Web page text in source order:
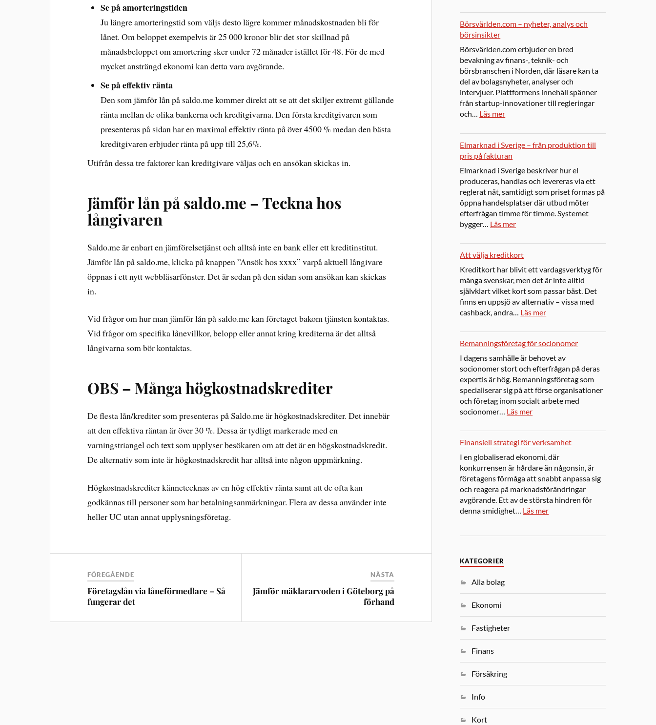
Se på amorteringstiden
Ju längre amorteringstid som väljs desto lägre kommer månadskostnaden bli för
lånet. Om beloppet exempelvis är 25 000 kronor blir det stor skillnad på
månadsbeloppet om amortering sker under 72 månader istället för 48. För de med
mycket ansträngd ekonomi kan detta vara avgörande.
Se på effektiv ränta
Den som jämför lån på saldo.me kommer direkt att se att det skiljer extremt gällande
ränta mellan de olika bankerna och kreditgivarna. Den första kreditgivaren som
presenteras på sidan har en maximal effektiv ränta på över 4500 % medan den bästa
kreditgivaren erbjuder ränta på upp till 25,6%.
Utifrån dessa tre faktorer kan kreditgivare väljas och en ansökan skickas in.
Jämför lån på saldo.me – Teckna hos
långivaren
Saldo.me är enbart en jämförelsetjänst och alltså inte en bank eller ett kreditinstitut.
Jämför lån på saldo.me, klicka på knappen ”Ansök hos xxxx” varpå aktuell långivare
öppnas i ett nytt webbläsarfönster. Det är sedan på den sidan som ansökan kan skickas
in.
Vid frågor om hur man jämför lån på saldo.me kan företaget bakom tjänsten kontaktas.
Vid frågor om specifika lånevillkor, belopp eller annat kring krediterna är det alltså
långivarna som bör kontaktas.
OBS – Många högkostnadskrediter
De flesta lån/krediter som presenteras på Saldo.me är högkostnadskrediter. Det innebär
att den effektiva räntan är över 30 %. Dessa är tydligt markerade med en
varningstriangel och text som upplyser besökaren om att det är en högskostnadskredit.
De alternativ som inte är högkostnadskredit har alltså inte någon uppmärkning.
Högkostnadskrediter kännetecknas av en hög effektiv ränta samt att de ofta kan
godkännas till personer som har betalningsanmärkningar. Flera av dessa använder inte
heller UC utan annat upplysningsföretag.
FÖREGÅENDE
Företagslån via låneförmedlare – Så
fungerar det
NÄSTA
Jämför mäklararvoden i Göteborg på
förhand
Börsvärlden.com – nyheter, analys och
börsinsikter
Börsvärlden.com erbjuder en bred
bevakning av finans-, teknik- och
börsbranschen i Norden, där läsare kan ta
del av bolagsnyheter, analyser och
intervjuer. Plattformens innehåll spänner
från startup-innovationer till regleringar
och… Läs mer
Elmarknad i Sverige – från produktion till
pris på fakturan
Elmarknad i Sverige beskriver hur el
produceras, handlas och levereras via ett
reglerat nät, samtidigt som priset formas på
öppna handelsplatser där utbud möter
efterfrågan timme för timme. Systemet
bygger… Läs mer
Att välja kreditkort
Kreditkort har blivit ett vardagsverktyg för
många svenskar, men det är inte alltid
självklart vilket kort som passar bäst. Det
finns en uppsjö av alternativ – vissa med
cashback, andra… Läs mer
Bemanningsföretag för socionomer
I dagens samhälle är behovet av
socionomer stort och efterfrågan på deras
expertis är hög. Bemanningsföretag som
specialiserar sig på att förse organisationer
och företag inom socialt arbete med
socionomer… Läs mer
Finansiell strategi för verksamhet
I en globaliserad ekonomi, där
konkurrensen är hårdare än någonsin, är
företagens förmåga att snabbt anpassa sig
och reagera på marknadsförändringar
avgörande. Ett av de största hindren för
denna smidighet… Läs mer
KATEGORIER
Alla bolag
Ekonomi
Fastigheter
Finans
Försäkring
Info
Kort